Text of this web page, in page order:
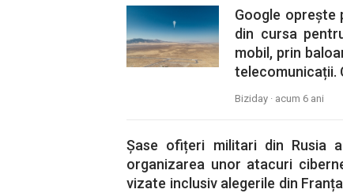
Google oprește
din cursa
mobil, prin
telecomunicații.
Biziday · acum 6 ani
Șase ofițeri militari din Rusia
organizarea unor atacuri
vizate inclusiv alegerile din